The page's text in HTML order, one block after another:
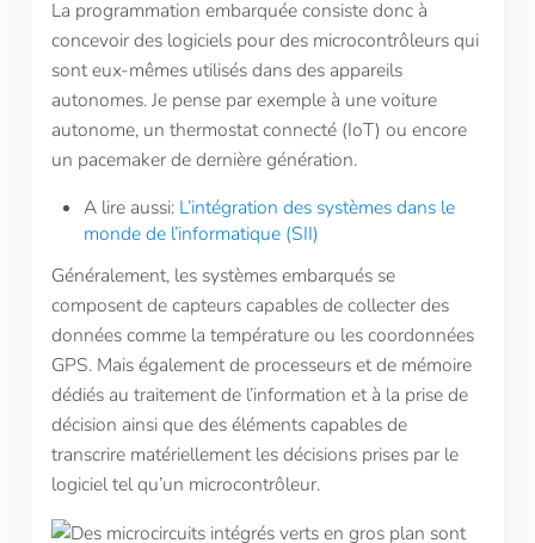
La programmation embarquée consiste donc à
concevoir des logiciels pour des microcontrôleurs qui
sont eux-mêmes utilisés dans des appareils
autonomes. Je pense par exemple à une voiture
autonome, un thermostat connecté (IoT) ou encore
un pacemaker de dernière génération.
A lire aussi: L’intégration des systèmes dans le
monde de l’informatique (SII)
Généralement, les systèmes embarqués se
composent de capteurs capables de collecter des
données comme la température ou les coordonnées
GPS. Mais également de processeurs et de mémoire
dédiés au traitement de l’information et à la prise de
décision ainsi que des éléments capables de
transcrire matériellement les décisions prises par le
logiciel tel qu’un microcontrôleur.